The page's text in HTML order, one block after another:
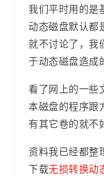
我们平时用的是
动态磁盘默认都
就不讨论了，我
于动态磁盘造成
看了网上的一些
本磁盘的程序跟
有其它卷的就不
资料我已经都整
下载无损转换动